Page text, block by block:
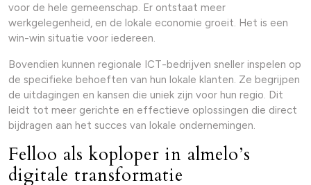
voor de hele gemeenschap. Er ontstaat meer
werkgelegenheid, en de lokale economie groeit. Het is een
win-win situatie voor iedereen.
Bovendien kunnen regionale ICT-bedrijven sneller inspelen op
de specifieke behoeften van hun lokale klanten. Ze begrijpen
de uitdagingen en kansen die uniek zijn voor hun regio. Dit
leidt tot meer gerichte en effectieve oplossingen die direct
bijdragen aan het succes van lokale ondernemingen.
Felloo als koploper in almelo’s
digitale transformatie